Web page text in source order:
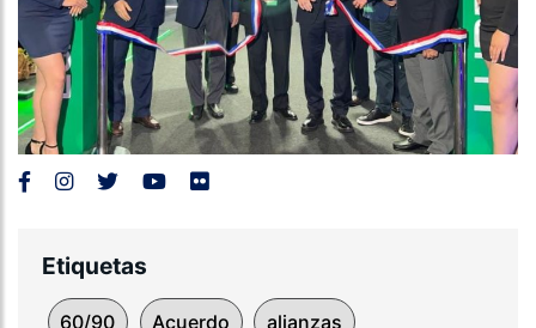
Etiquetas
60/90 Acuerdo alianzas